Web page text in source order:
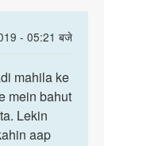
- 05:21 बजे
mahila ke
mein bahut
Lekin
aap